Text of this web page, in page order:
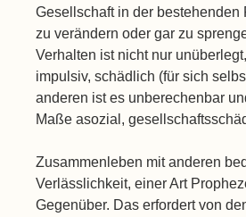
Gesellschaft in der bestehenden
zu verändern oder gar zu
Verhalten ist nicht nur
impulsiv, schädlich (für sich
anderen ist es unberechenbar
Maße asozial,
Zusammenleben mit anderen
Verlässlichkeit, einer Art
Gegenüber. Das erfordert von